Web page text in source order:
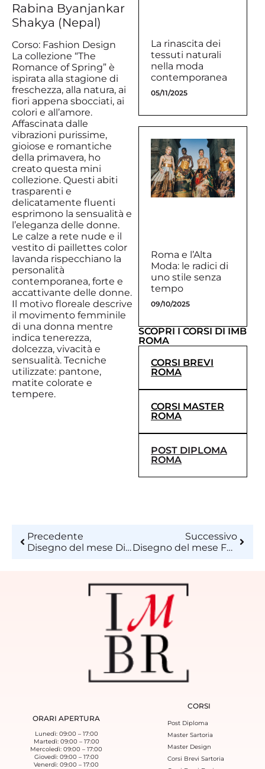
Rabina Byanjankar
Shakya (Nepal)
Corso: Fashion Design
La collezione “The
Romance of Spring” è
ispirata alla stagione di
freschezza, alla natura, ai
fiori appena sbocciati, ai
colori e all’amore.
Affascinata dalle
vibrazioni purissime,
gioiose e romantiche
della primavera, ho
creato questa mini
collezione. Questi abiti
trasparenti e
delicatamente fluenti
esprimono la sensualità e
l’eleganza delle donne.
Le calze a rete nude e il
vestito di paillettes color
lavanda rispecchiano la
personalità
contemporanea, forte e
accattivante delle donne.
Il motivo floreale descrive
il movimento femminile
di una donna mentre
indica tenerezza,
dolcezza, vivacità e
sensualità. Tecniche
utilizzate: pantone,
matite colorate e
tempere.
La rinascita dei
tessuti naturali
nella moda
contemporanea
05/11/2025
Roma e l’Alta
Moda: le radici di
uno stile senza
tempo
09/10/2025
SCOPRI I CORSI DI IMB
ROMA
CORSI BREVI
ROMA
CORSI MASTER
ROMA
POST DIPLOMA
ROMA
Precedente
Disegno del mese Dicembre 2017
Successivo
Disegno del mese Febbraio 2018
ORARI APERTURA
Lunedì: 09:00 – 17:00
Martedì: 09:00 – 17:00
Mercoledì: 09:00 – 17:00
Giovedì: 09:00 – 17:00
Venerdì: 09:00 – 17:00
CORSI
Post Diploma
Master Sartoria
Master Design
Corsi Brevi Sartoria